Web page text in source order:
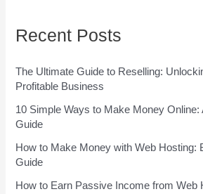
Recent Posts
The Ultimate Guide to Reselling:
Profitable Business
10 Simple Ways to Make Money Online:
Guide
How to Make Money with Web Hosting:
Guide
How to Earn Passive Income from Web